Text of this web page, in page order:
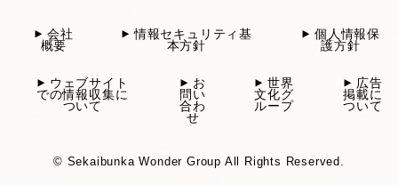
会社
概要
情報セキュリティ基
本方針
個人情報保
護方針
ウェブサイト
での情報収集に
ついて
お
問い
合わ
せ
世界
文化グ
ループ
広告
掲載に
ついて
© Sekaibunka Wonder Group All Rights Reserved.